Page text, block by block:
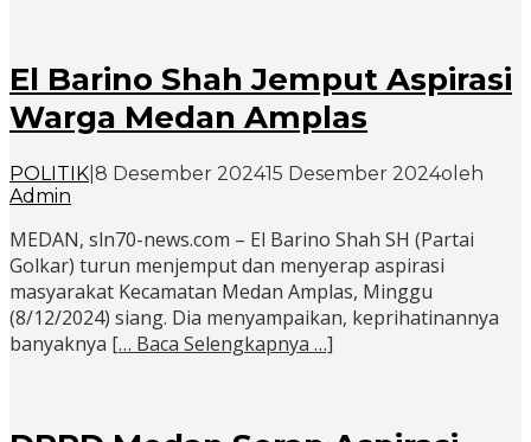
El Barino Shah Jemput Aspirasi
Warga Medan Amplas
POLITIK 8 Desember 202415 Desember 2024oleh
Admin
MEDAN, sln70-news.com – El Barino Shah SH (Partai
Golkar) turun menjemput dan menyerap aspirasi
masyarakat Kecamatan Medan Amplas, Minggu
(8/12/2024) siang. Dia menyampaikan, keprihatinannya
banyaknya [… Baca Selengkapnya …]